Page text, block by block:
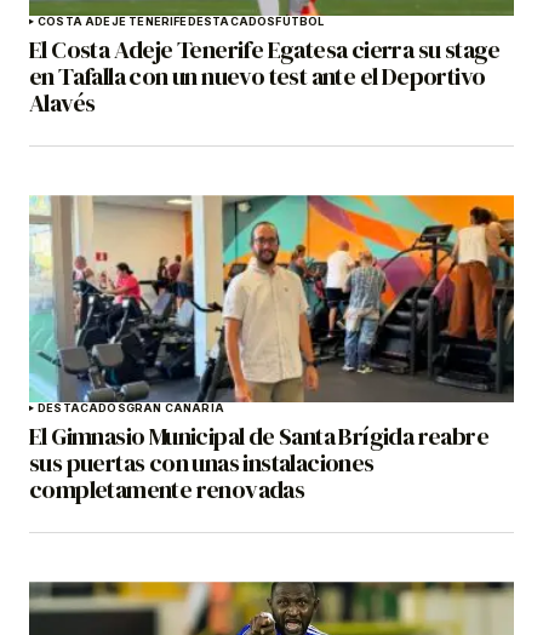
COSTA ADEJE TENERIFEDESTACADOSFÚTBOL
El Costa Adeje Tenerife Egatesa cierra su stage
en Tafalla con un nuevo test ante el Deportivo
Alavés
DESTACADOSGRAN CANARIA
El Gimnasio Municipal de Santa Brígida reabre
sus puertas con unas instalaciones
completamente renovadas